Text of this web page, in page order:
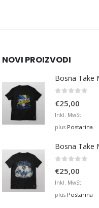
NOVI PROIZVODI
€25,00
Inkl. MwSt.
plus Postarina
€25,00
Inkl. MwSt.
plus Postarina